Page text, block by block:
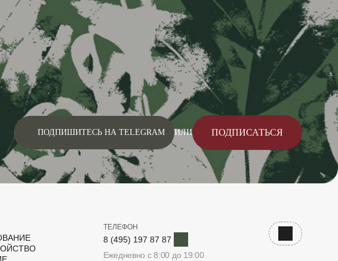
ПОДПИШИТЕСЬ НА TELEGRAM ИЛИ ПОДПИСАТЬСЯ
ТЕЛЕФОН
8 (495) 197 87 87
Ежедневно с 8:00 до 19:00
Наверх